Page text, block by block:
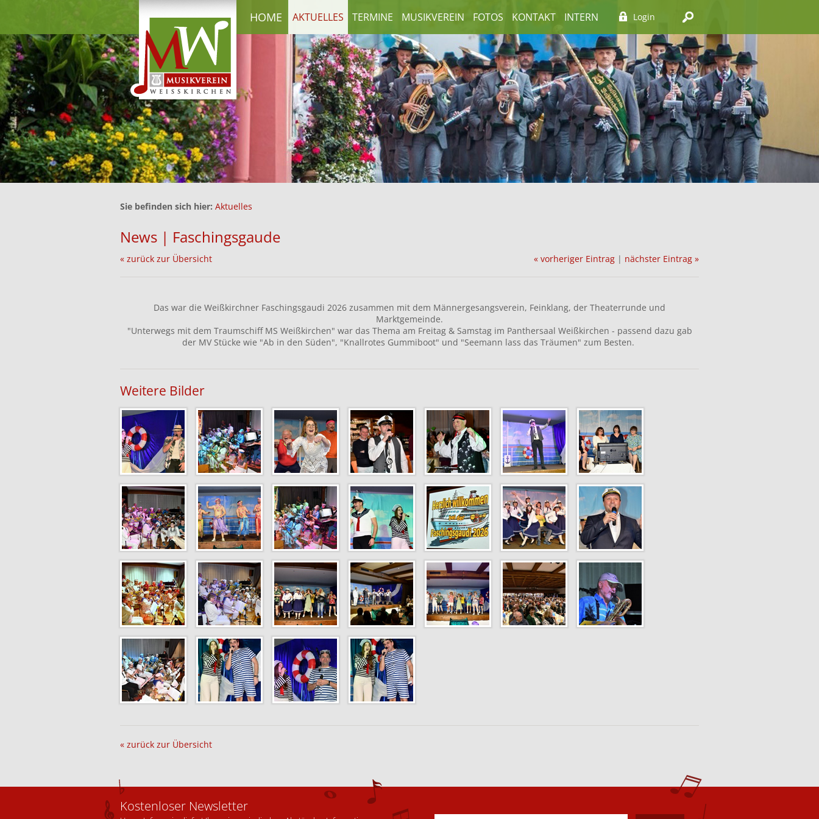
Login
HOME AKTUELLES TERMINE MUSIKVEREIN FOTOS KONTAKT INTERN
Sie befinden sich hier: Aktuelles
News | Faschingsgaude
« zurück zur Übersicht « vorheriger Eintrag | nächster Eintrag »
Das war die Weißkirchner Faschingsgaudi 2026 zusammen mit dem Männergesangsverein, Feinklang, der Theaterrunde und
Marktgemeinde.
"Unterwegs mit dem Traumschiff MS Weißkirchen" war das Thema am Freitag & Samstag im Panthersaal Weißkirchen - passend dazu gab
der MV Stücke wie "Ab in den Süden", "Knallrotes Gummiboot" und "Seemann lass das Träumen" zum Besten.
Weitere Bilder
« zurück zur Übersicht
Kostenloser Newsletter